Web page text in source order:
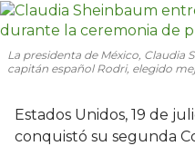
La presidenta de México, Claudia
capitán español Rodri, elegido
Estados Unidos, 19 de
conquistó su segunda